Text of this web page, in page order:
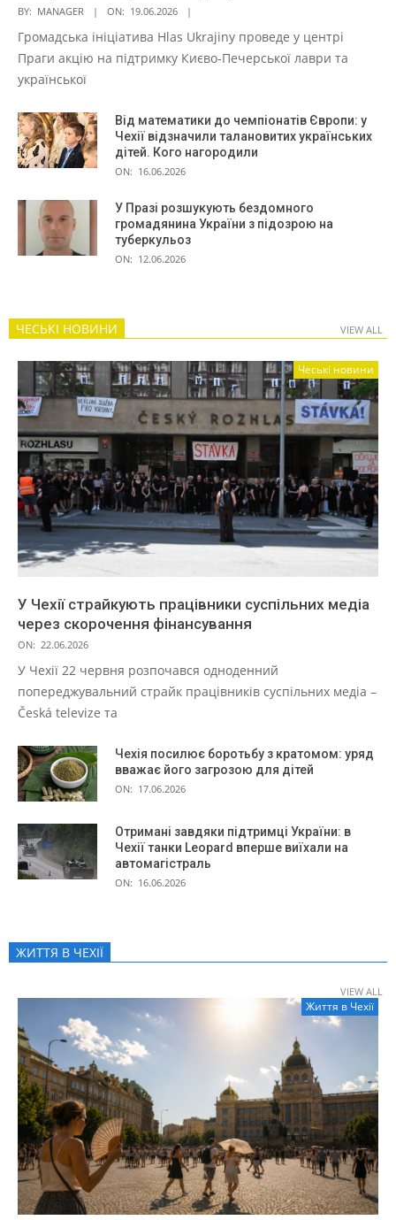
BY: MANAGER ON: 19.06.2026
Громадська ініціатива Hlas Ukrajiny проведе у центрі
Праги акцію на підтримку Києво-Печерської лаври та
української
Від математики до чемпіонатів Європи: у
Чехії відзначили талановитих українських
дітей. Кого нагородили
ON: 16.06.2026
У Празі розшукують бездомного
громадянина України з підозрою на
туберкульоз
ON: 12.06.2026
ЧЕСЬКІ НОВИНИ VIEW ALL
Чеські новини
У Чехії страйкують працівники суспільних медіа
через скорочення фінансування
ON: 22.06.2026
У Чехії 22 червня розпочався одноденний
попереджувальний страйк працівників суспільних медіа –
Česká televize та
Чехія посилює боротьбу з кратомом: уряд
вважає його загрозою для дітей
ON: 17.06.2026
Отримані завдяки підтримці України: в
Чехії танки Leopard вперше виїхали на
автомагістраль
ON: 16.06.2026
ЖИТТЯ В ЧЕXІЇ
VIEW ALL
Життя в Чеxії